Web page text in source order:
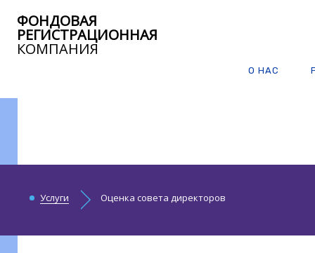
ФОНДОВАЯ
РЕГИСТРАЦИОННАЯ
КОМПАНИЯ
О НАС
Услуги Оценка совета директоров